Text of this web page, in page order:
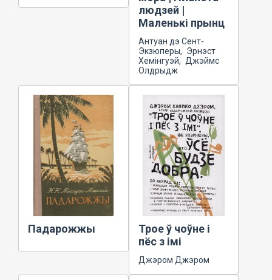
людзей |
Маленькі прынц
Антуан дэ Сент-
Экзюперы, Эрнэст
Хемінгуэй, Джэймс
Олдрыдж
Падарожжы
Трое ў чоўне і
пёс з імі
Джэром Джэром